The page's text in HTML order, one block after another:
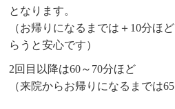
となります。
（お帰りになるまでは＋10分ほ
らうと安心です）
2回目以降は60～70分ほど
（来院からお帰りになるまでは65